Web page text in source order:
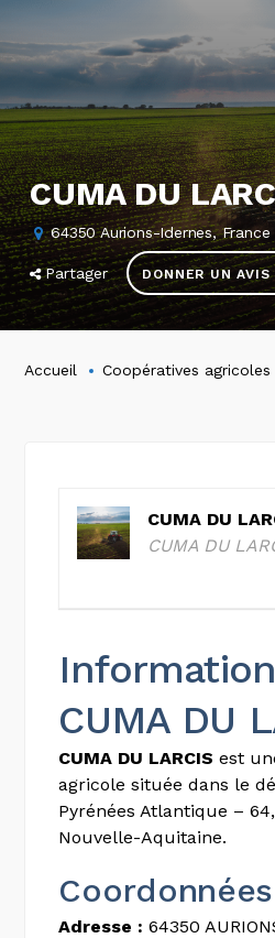
CUMA DU
64350 Aurions-Idernes, France
Partager DONNER UN AVIS
Accueil Coopératives agricoles
CUMA DU
CUMA DU
CUMA DU
CUMA DU LARCIS est
agricole située dans le
Pyrénées Atlantique –
Nouvelle-Aquitaine.
Coordonnées
Adresse : 64350